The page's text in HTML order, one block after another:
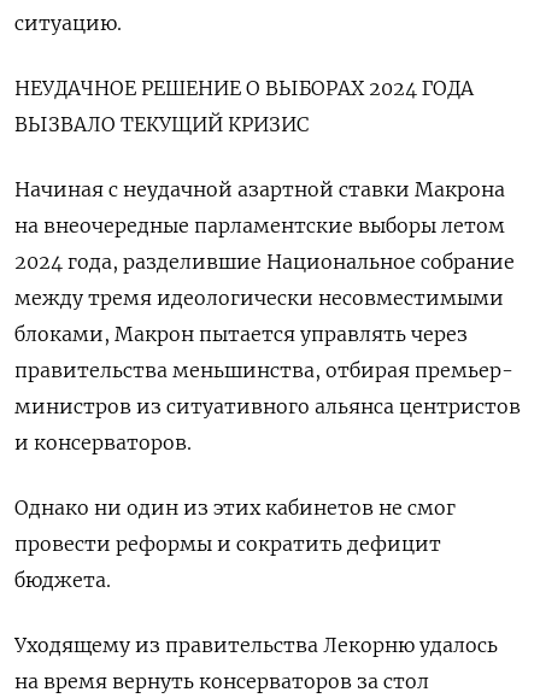
ситуацию.
НЕУДАЧНОЕ РЕШЕНИЕ О ВЫБОРАХ 2024 ГОДА
ВЫЗВАЛО ТЕКУЩИЙ КРИЗИС
Начиная с неудачной азартной ставки Макрона
на внеочередные парламентские выборы летом
2024 года, разделившие Национальное собрание
между тремя идеологически несовместимыми
блоками, Макрон пытается управлять через
правительства меньшинства, отбирая премьер-
министров из ситуативного альянса центристов
и консерваторов.
Однако ни один из этих кабинетов не смог
провести реформы и сократить дефицит
бюджета.
Уходящему из правительства Лекорню удалось
на время вернуть консерваторов за стол